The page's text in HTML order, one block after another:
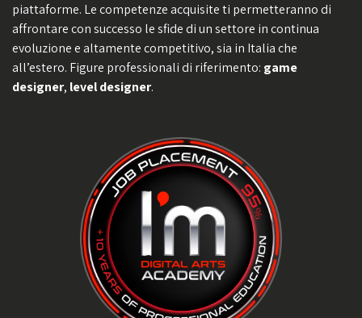
piattaforme. Le competenze acquisite ti permetteranno di
affrontare con successo le sfide di un settore in continua
evoluzione e altamente competitivo, sia in Italia che
all’estero. Figure professionali di riferimento: game
designer, level designer.